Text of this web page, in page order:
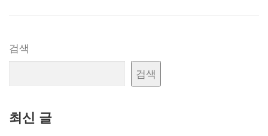
검색
검색
최신 글